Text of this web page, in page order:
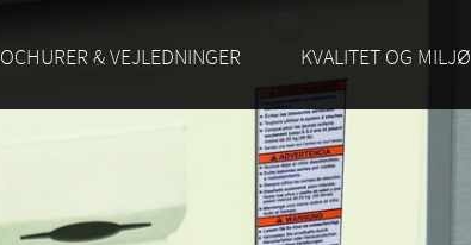
& VEJLEDNINGER KVALITET OG MILJØ